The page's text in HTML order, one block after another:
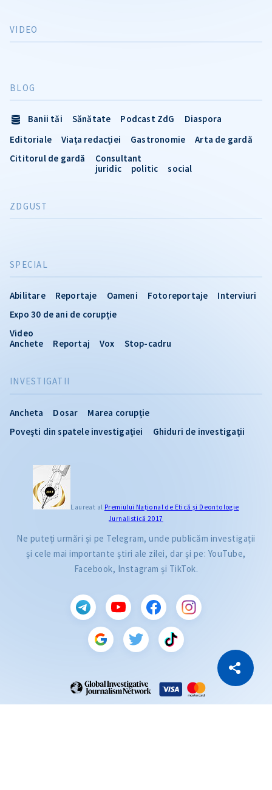
Copiază Link
INVESTIGATII
Ancheta Dosar
Marea corupție
Povești din spatele investigației
Ghiduri de investigații
VIDEO
SPECIAL
Abilitare Reportaje Oameni Fotoreportaje
Interviuri
Expo 30 de ani de corupție
Video
Anchete
Reportaj Vox Stop-cadru
BLOG
Banii tăi Sănătate Podcast ZdG
Diaspora
Editoriale
Viața redacției Gastronomie
Arta de gardă
Cititorul de gardă
Consultant
juridic
politic social
ZDGUST
Laureat al Premiului Naţional de Etică și Deontologie
Jurnalistică 2017
Ne puteți urmări și pe Telegram, unde publicăm investigații
și cele mai importante știri ale zilei, dar și pe: YouTube,
Facebook, Instagram și TikTok.